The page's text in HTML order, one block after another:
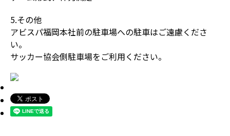
5.その他
アビスパ福岡本社前の駐車場への駐車はご遠慮くださ
い。
サッカー協会側駐車場をご利用ください。